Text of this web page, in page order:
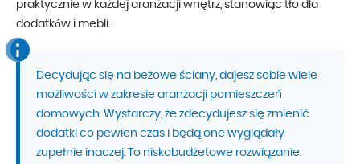
praktycznie w każdej aranżacji wnętrz, stanowiąc tło dla
dodatków i mebli.
Decydując się na beżowe ściany, dajesz sobie wiele
możliwości w zakresie aranżacji pomieszczeń
domowych. Wystarczy, że zdecydujesz się zmienić
dodatki co pewien czas i będą one wyglądały
zupełnie inaczej. To niskobudżetowe rozwiązanie.